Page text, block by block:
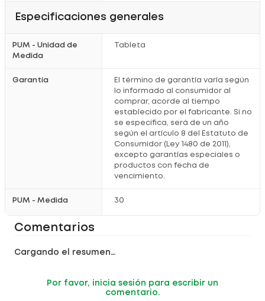
Especificaciones generales
PUM - Unidad de
Medida
Tableta
Garantía
El término de garantía varía según
lo informado al consumidor al
comprar, acorde al tiempo
establecido por el fabricante. Si no
se especifica, será de un año
según el artículo 8 del Estatuto de
Consumidor (Ley 1480 de 2011),
excepto garantías especiales o
productos con fecha de
vencimiento.
PUM - Medida 30
Comentarios
Cargando el resumen…
Por favor, inicia sesión para escribir un
comentario.